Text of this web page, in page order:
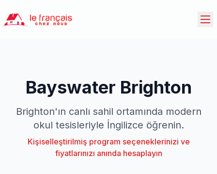
Bayswater Brighton
Brighton'ın canlı sahil ortamında modern
okul tesisleriyle İngilizce öğrenin.
Kişiselleştirilmiş program seçeneklerinizi ve
fiyatlarınızı anında hesaplayın